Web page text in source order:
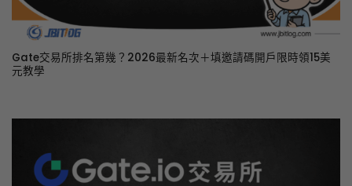
Gate交易所排名第幾？2026最新名次＋填邀請碼開戶限時領15美
元教學